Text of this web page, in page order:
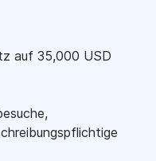
auf 35,000 USD